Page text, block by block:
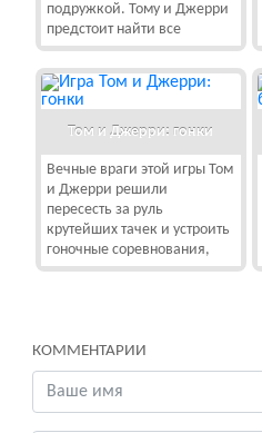
подружкой. Тому и Джерри
предстоит найти все
Том и Джерри: гонки
Вечные враги этой игры Том
и Джерри решили
пересесть за руль
крутейших тачек и устроить
гоночные соревнования,
КОММЕНТАРИИ